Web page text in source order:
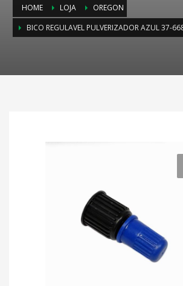
HOME LOJA
OREGON
BICO REGULAVEL PULVERIZADOR AZUL 37-